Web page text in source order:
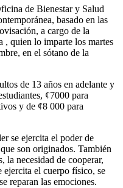
de Bienestar y Salud
basado en las
a cargo de la
quien lo imparte los martes
en el sótano de la
de 13 años en adelante y
¢7000 para
y de ¢8 000 para
se ejercita el poder de
son originados. También
la necesidad de cooperar,
ejercita el cuerpo físico, se
reparan las emociones.